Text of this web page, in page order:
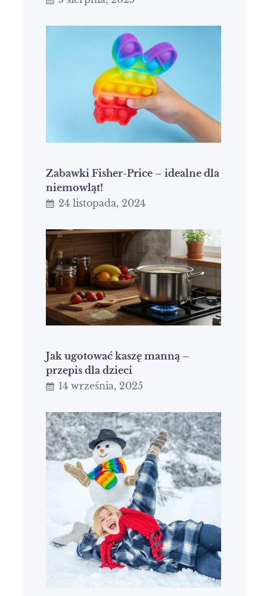
Zabawki Fisher-Price – idealne dla
niemowląt!
24 listopada, 2024
Jak ugotować kaszę manną –
przepis dla dzieci
14 września, 2025